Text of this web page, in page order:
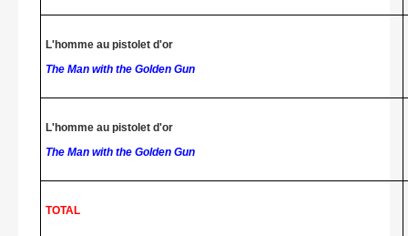
L'homme au pistolet d'or
The Man with the Golden Gun
L'homme au pistolet d'or
The Man with the Golden Gun
TOTAL